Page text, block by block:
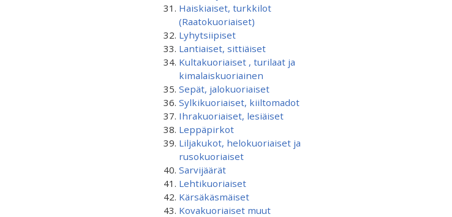
Haiskiaiset, turkkilot
(Raatokuoriaiset)
Lyhytsiipiset
Lantiaiset, sittiäiset
Kultakuoriaiset , turilaat ja
kimalaiskuoriainen
Sepät, jalokuoriaiset
Sylkikuoriaiset, kiiltomadot
Ihrakuoriaiset, lesiäiset
Leppäpirkot
Liljakukot, helokuoriaiset ja
rusokuoriaiset
Sarvijäärät
Lehtikuoriaiset
Kärsäkäsmäiset
Kovakuoriaiset muut